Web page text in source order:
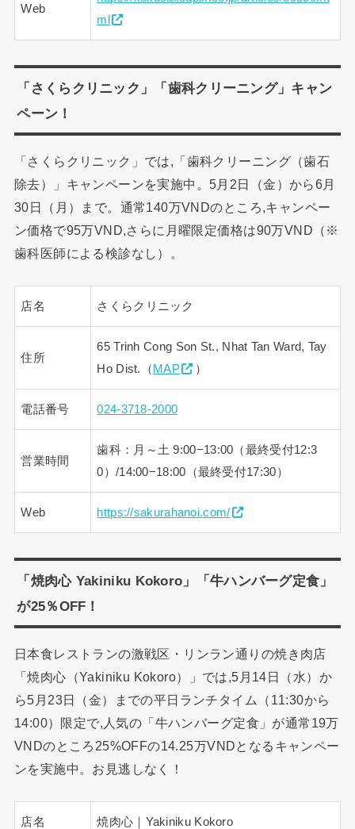
Web
ml
「さくらクリニック」「歯科クリーニング」キャン
ペーン！
「さくらクリニック」では,「歯科クリーニング（歯石
除去）」キャンペーンを実施中。5月2日（金）から6月
30日（月）まで。通常140万VNDのところ,キャンペー
ン価格で95万VND,さらに月曜限定価格は90万VND（※
歯科医師による検診なし）。
店名 さくらクリニック
住所
65 Trinh Cong Son St., Nhat Tan Ward, Tay
Ho Dist.（ MAP ）
電話番号 024-3718-2000
営業時間
歯科：月～土 9:00−13:00（最終受付12:3
0）/14:00−18:00（最終受付17:30）
Web https://sakurahanoi.com/
「焼肉心 Yakiniku Kokoro」「牛ハンバーグ定食」
が25％OFF！
日本食レストランの激戦区・リンラン通りの焼き肉店
「焼肉心（Yakiniku Kokoro）」では,5月14日（水）か
ら5月23日（金）までの平日ランチタイム（11:30から
14:00）限定で,人気の「牛ハンバーグ定食」が通常19万
VNDのところ25%OFFの14.25万VNDとなるキャンペー
ンを実施中。お見逃しなく！
店名 焼肉心｜Yakiniku Kokoro